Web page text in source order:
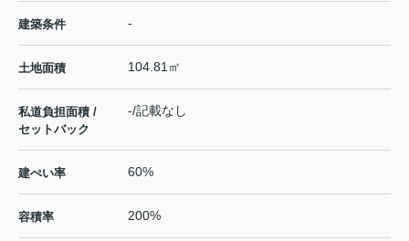
建築条件 -
土地面積 104.81㎡
私道負担面積 /
セットバック
-/記載なし
建ぺい率 60%
容積率 200%